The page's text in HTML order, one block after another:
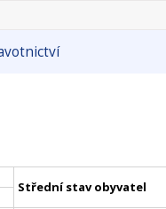
Střední stav obyvatel